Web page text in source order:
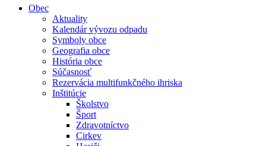
Obec
Aktuality
Kalendár vývozu odpadu
Symboly obce
Geografia obce
História obce
Súčasnosť
Rezervácia multifunkčného ihriska
Inštitúcie
Školstvo
Šport
Zdravotníctvo
Cirkev